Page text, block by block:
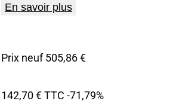
En savoir plus
Prix neuf 505,86 €
142,70 € TTC -71,79%